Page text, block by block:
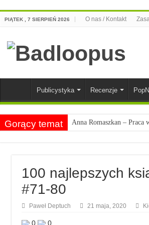
PIĄTEK , 7 SIERPIEŃ 2026 O nas / Kontakt
Publicystyka Recenzje
Gorący temat Anna Romaszkan –
Najciekawsze zapowiedzi
100 najlepszych
#71-80
Paweł Deptuch 21 maja, 2020
0 0